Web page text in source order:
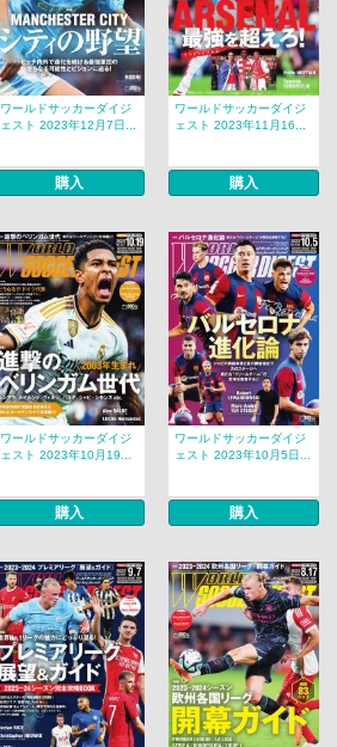
ワールドサッカーダイジ
ェスト 2023年12月7日...
購入
ワールドサッカーダイジ
ェスト 2023年11月16...
購入
ワールドサッカーダイジ
ェスト 2023年10月19...
購入
ワールドサッカーダイジ
ェスト 2023年10月5日...
購入